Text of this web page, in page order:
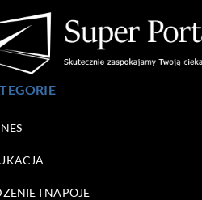
I NAPOJE